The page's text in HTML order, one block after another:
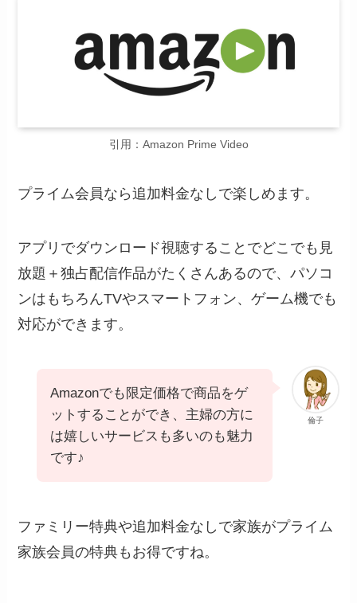
引用：Amazon Prime Video
プライム会員なら追加料金なしで楽しめます。
アプリでダウンロード視聴することでどこでも見
放題＋独占配信作品がたくさんあるので、パソコ
ンはもちろんTVやスマートフォン、ゲーム機でも
対応ができます。
倫子
Amazonでも限定価格で商品をゲ
ットすることができ、主婦の方に
は嬉しいサービスも多いのも魅力
です♪
ファミリー特典や追加料金なしで家族がプライム
家族会員の特典もお得ですね。